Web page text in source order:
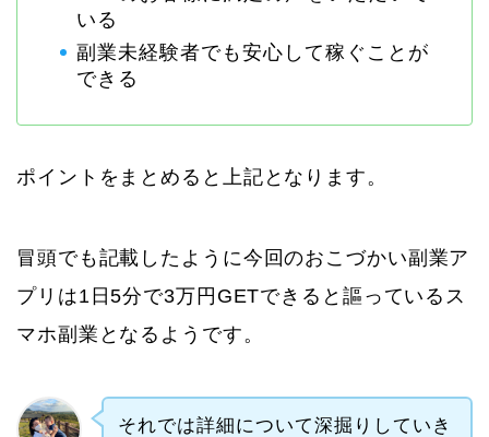
いる
副業未経験者でも安心して稼ぐことが
できる
ポイントをまとめると上記となります。
冒頭でも記載したように今回のおこづかい副業ア
プリは1日5分で3万円GETできると謳っているス
マホ副業となるようです。
それでは詳細について深掘りしていき